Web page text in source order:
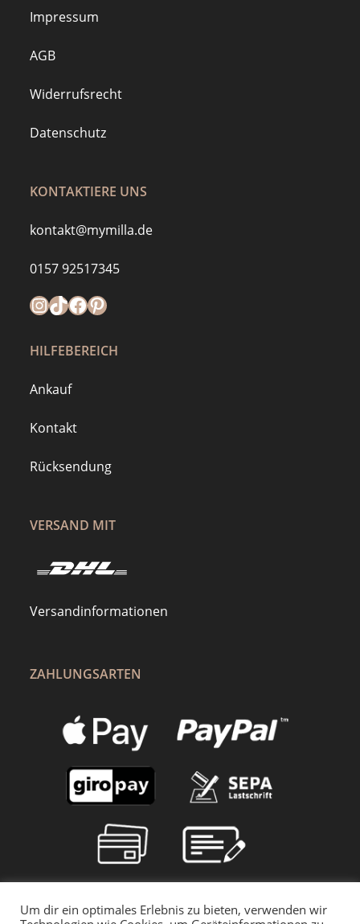
Impressum
AGB
Widerrufsrecht
Datenschutz
KONTAKTIERE UNS
kontakt@mymilla.de
0157 92517345
Instagram
https://www.tiktok.com/@mymilla.de
Facebook
Pinterest
HILFEBEREICH
Ankauf
Kontakt
Rücksendung
VERSAND MIT
Versandinformationen
ZAHLUNGSARTEN
Um dir ein optimales Erlebnis zu bieten, verwenden wir